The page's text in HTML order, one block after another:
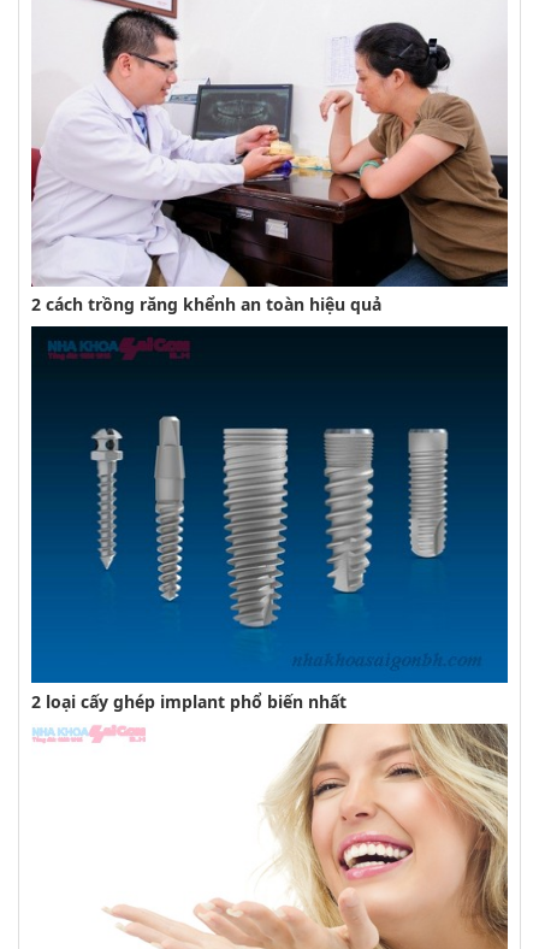
2 cách trồng răng khểnh an toàn hiệu quả
2 loại cấy ghép implant phổ biến nhất